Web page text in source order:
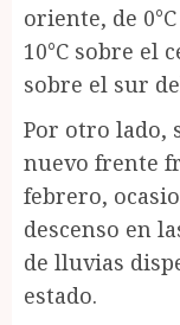
oriente, de
10°C sobre el
sobre el sur
Por otro lado,
nuevo frente
febrero,
descenso en
de lluvias
estado.